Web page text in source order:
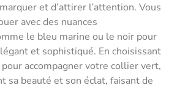
et d’attirer l’attention. Vous
avec des nuances
le bleu marine ou le noir pour
et sophistiqué. En choisissant
accompagner votre collier vert,
sa beauté et son éclat, faisant de